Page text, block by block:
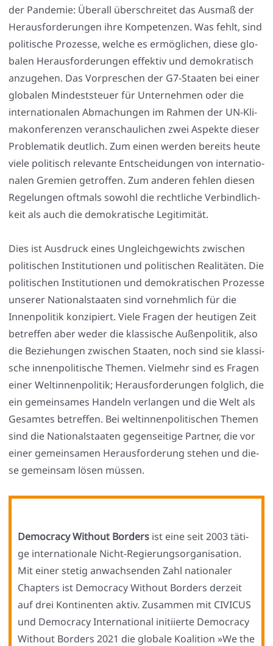
der Pan­de­mie: Über­all über­schrei­tet das Aus­maß der
Her­aus­for­de­run­gen ihre Kom­pe­ten­zen. Was fehlt, sind
poli­ti­sche Pro­zes­se, wel­che es ermög­li­chen, die­se glo­
ba­len Her­aus­for­de­run­gen effek­tiv und demo­kra­tisch
anzu­ge­hen. Das Vor­pre­schen der G7-Staa­ten bei einer
glo­ba­len Min­dest­steu­er für Unter­neh­men oder die
inter­na­tio­na­len Abma­chun­gen im Rah­men der UN-Kli­
ma­kon­fe­ren­zen ver­an­schau­li­chen zwei Aspek­te die­ser
Pro­ble­ma­tik deut­lich. Zum einen wer­den bereits heu­te
vie­le poli­tisch rele­van­te Ent­schei­dun­gen von inter­na­tio­
na­len Gre­mi­en getrof­fen. Zum ande­ren feh­len die­sen
Rege­lun­gen oft­mals sowohl die recht­li­che Ver­bind­lich­
keit als auch die demo­kra­ti­sche Legi­ti­mi­tät.
Dies ist Aus­druck eines Ungleich­ge­wichts zwi­schen
poli­ti­schen Insti­tu­tio­nen und poli­ti­schen Rea­li­tä­ten. Die
poli­ti­schen Insti­tu­tio­nen und demo­kra­ti­schen Pro­zes­se
unse­rer Natio­nal­staa­ten sind vor­nehm­lich für die
Innen­po­li­tik kon­zi­piert. Vie­le Fra­gen der heu­ti­gen Zeit
betref­fen aber weder die klas­si­sche Außen­po­li­tik, also
die Bezie­hun­gen zwi­schen Staa­ten, noch sind sie klas­si­
sche innen­po­li­ti­sche The­men. Viel­mehr sind es Fra­gen
einer Welt­in­nen­po­li­tik; Her­aus­for­de­run­gen folg­lich, die
ein gemein­sa­mes Han­deln ver­lan­gen und die Welt als
Gesam­tes betref­fen. Bei welt­in­nen­po­li­ti­schen The­men
sind die Natio­nal­staa­ten gegen­sei­ti­ge Part­ner, die vor
einer gemein­sa­men Her­aus­for­de­rung ste­hen und die­
se gemein­sam lösen müs­sen.
Demo­cra­cy Wit­hout Bor­ders ist eine seit 2003 täti­
ge inter­na­tio­na­le Nicht-Regie­rungs­or­ga­ni­sa­ti­on.
Mit einer ste­tig anwach­sen­den Zahl natio­na­ler
Chap­ters ist Demo­cra­cy Wit­hout Bor­ders der­zeit
auf drei Kon­ti­nen­ten aktiv. Zusam­men mit CIVICUS
und Demo­cra­cy Inter­na­tio­nal initi­ier­te Demo­cra­cy
Wit­hout Bor­ders 2021 die glo­ba­le Koali­ti­on »We the